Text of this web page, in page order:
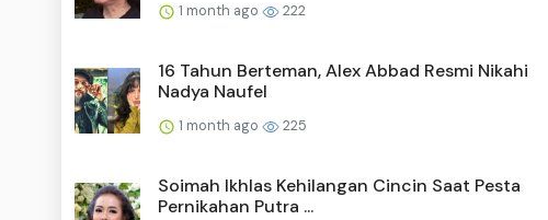
1 month ago 222
16 Tahun Berteman, Alex Abbad Resmi Nikahi
Nadya Naufel
1 month ago 225
Soimah Ikhlas Kehilangan Cincin Saat Pesta
Pernikahan Putra ...